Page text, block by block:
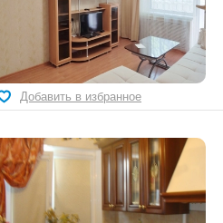
Добавить в избранное